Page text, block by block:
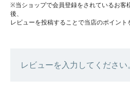
※当ショップで会員登録をされているお客
後、
レビューを投稿することで当店のポイント
レビューを入力してください